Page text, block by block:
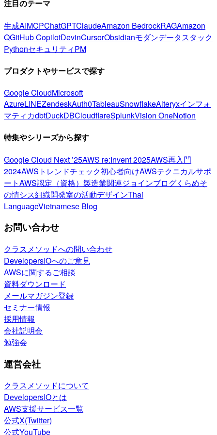
注目のテーマ
生成AIMCPChatGPTClaudeAmazon BedrockRAGAmazon
QGitHub CopilotDevinCursorObsidianモダンデータスタック
PythonセキュリティPM
プロダクトやサービスで探す
Google CloudMicrosoft
AzureLINEZendeskAuth0TableauSnowflakeAlteryxインフォ
マティカdbtDuckDBCloudflareSplunkVision OneNotion
特集やシリーズから探す
Google Cloud Next ’25AWS re:Invent 2025AWS再入門
2024AWSトレンドチェック初心者向けAWSテクニカルサポ
ートAWS認定（資格） 製造業関連ジョインブログくらめそ
の情シス組織開発室の活動デザインThai
LanguageVietnamese Blog
お問い合わせ
クラスメソッドへの問い合わせ
DevelopersIOへのご意見
AWSに関するご相談
資料ダウンロード
メールマガジン登録
セミナー情報
採用情報
会社説明会
勉強会
運営会社
クラスメソッドについて
DevelopersIOとは
AWS支援サービス一覧
公式X(Twitter)
公式YouTube